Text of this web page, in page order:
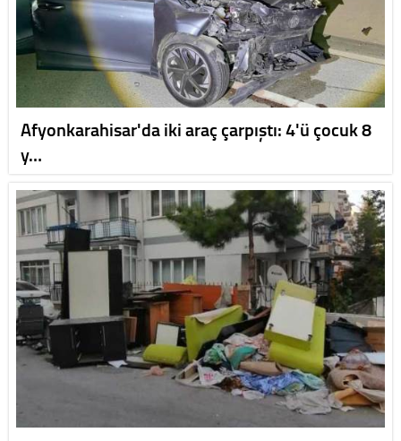
Afyonkarahisar'da iki araç çarpıştı: 4'ü çocuk 8
y…